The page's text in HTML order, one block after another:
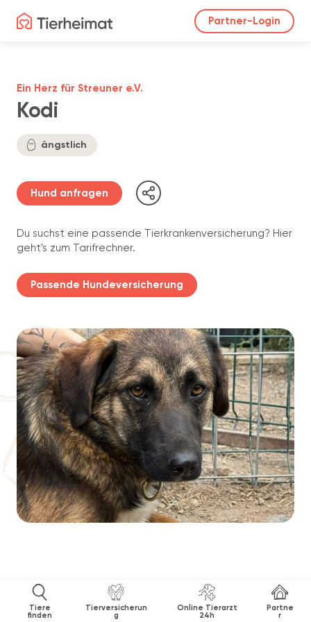
Partner-Login
Tiere
finden
Tierversicherun
g
Online Tierarzt
24h
Partne
r
Kodi
Ein Herz für Streuner e.V.
ängstlich
Hund anfragen
Du suchst eine passende Tierkrankenversicherung? Hier
geht's zum Tarifrechner.
Passende Hundeversicherung